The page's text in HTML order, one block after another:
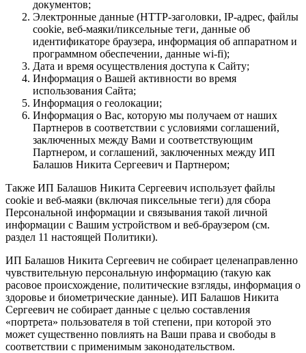
документов;
Электронные данные (HTTP-заголовки, IP-адрес, файлы
cookie, веб-маяки/пиксельные теги, данные об
идентификаторе браузера, информация об аппаратном и
программном обеспечении, данные wi-fi);
Дата и время осуществления доступа к Сайту;
Информация о Вашей активности во время
использования Сайта;
Информация о геолокации;
Информация о Вас, которую мы получаем от наших
Партнеров в соответствии с условиями соглашений,
заключенных между Вами и соответствующим
Партнером, и соглашений, заключенных между ИП
Балашов Никита Сергеевич и Партнером;
Также ИП Балашов Никита Сергеевич использует файлы
cookie и веб-маяки (включая пиксельные теги) для сбора
Персональной информации и связывания такой личной
информации с Вашим устройством и веб-браузером (см.
раздел 11 настоящей Политики).
ИП Балашов Никита Сергеевич не собирает целенаправленно
чувствительную персональную информацию (такую как
расовое происхождение, политические взгляды, информация о
здоровье и биометрические данные). ИП Балашов Никита
Сергеевич не собирает данные с целью составления
«портрета» пользователя в той степени, при которой это
может существенно повлиять на Ваши права и свободы в
соответствии с применимым законодательством.